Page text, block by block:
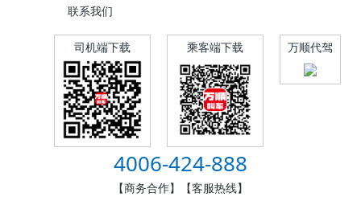
联系我们
司机端下载 乘客端下载 万顺代驾
4006-424-888
【商务合作】【客服热线】